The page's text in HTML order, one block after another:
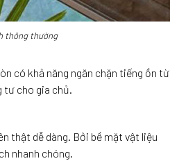
thông thường
có khả năng ngăn chặn tiếng ồn từ
tư cho gia chủ.
thật dễ dàng. Bởi bề mặt vật liệu
nhanh chóng.